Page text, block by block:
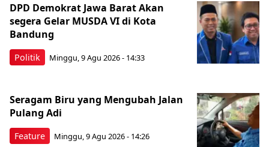
Politik
DPD Demokrat Jawa Barat Akan
segera Gelar MUSDA VI di Kota
Bandung
Minggu, 9 Agu 2026 - 14:33
Feature
Seragam Biru yang Mengubah Jalan
Pulang Adi
Minggu, 9 Agu 2026 - 14:26